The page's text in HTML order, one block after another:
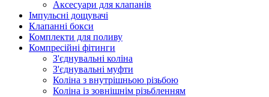
Аксесуари для клапанів
Імпульсні дощувачі
Клапанні бокси
Комплекти для поливу
Компресійні фітинги
З'єднувальні коліна
З'єднувальні муфти
Коліна з внутрішньою різьбою
Коліна із зовнішнім різьбленням